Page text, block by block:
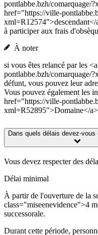
pontlabbe.bzh/comarquage/
href="https://ville-
xml=R12574">descendant</
à participer aux frais
À noter
si vous êtes relancé par les
pontlabbe.bzh/comarquage/
défunt, vous pouvez leur
Vous pouvez également les
href="https://ville-
xml=R52895">Domaine</
Dans quels délais devez-vous
Vous devez respecter des
Délai minimal
À partir de l'ouverture de la
class="miseenevidence">4
successorale.
Durant cette période,